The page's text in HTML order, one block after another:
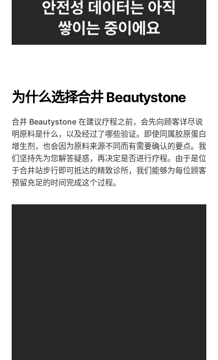
为什么选择合井 Beautystone
合井 Beautystone 在建议疗程之前，会先向顾客详尽说
明原料是什么，以及经过了哪些验证。即使同属胶原蛋白
增生剂，也会因为原料来源不同而有需要确认的要点。我
们坚持先为您解答疑惑，再决定是否进行疗程。由于是位
于合井站步行即可抵达的精致诊所，我们能够为每位顾客
预留充足的时间完成这个过程。